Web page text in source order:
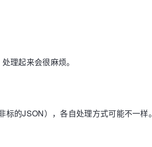
理起来会很麻烦。
的JSON），各自处理方式可能不一样。